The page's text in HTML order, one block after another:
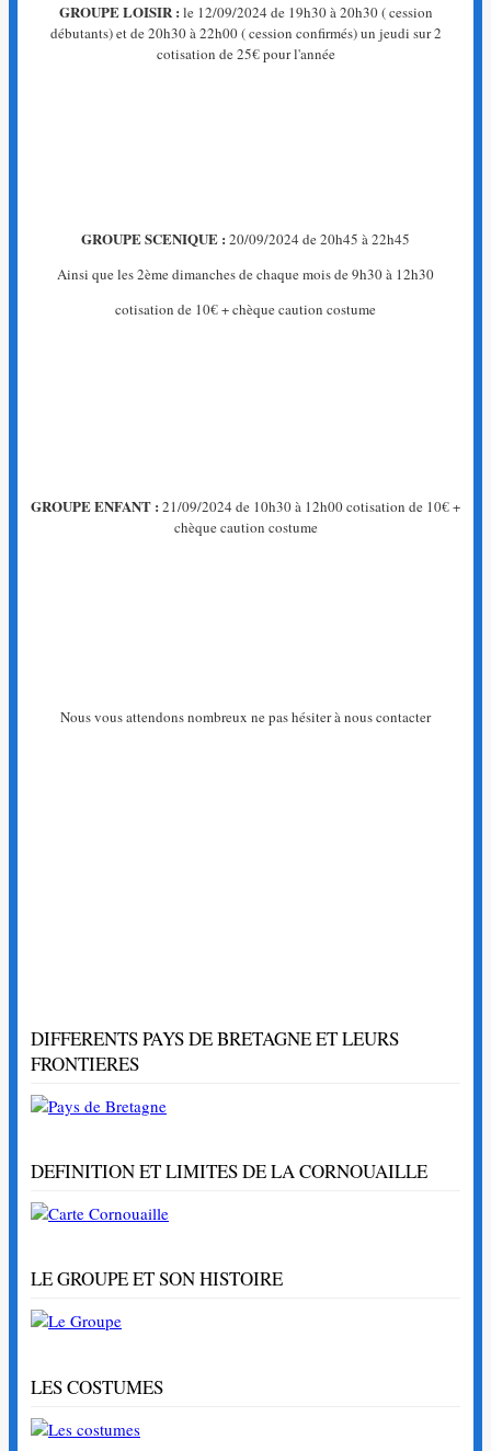
GROUPE LOISIR : le 12/09/2024 de 19h30 à 20h30 ( cession
débutants) et de 20h30 à 22h00 ( cession confirmés) un jeudi sur 2
cotisation de 25€ pour l'année
GROUPE SCENIQUE : 20/09/2024 de 20h45 à 22h45
Ainsi que les 2ème dimanches de chaque mois de 9h30 à 12h30
cotisation de 10€ + chèque caution costume
GROUPE ENFANT : 21/09/2024 de 10h30 à 12h00 cotisation de 10€ +
chèque caution costume
Nous vous attendons nombreux ne pas hésiter à nous contacter
DIFFERENTS PAYS DE BRETAGNE ET LEURS
FRONTIERES
DEFINITION ET LIMITES DE LA CORNOUAILLE
LE GROUPE ET SON HISTOIRE
LES COSTUMES